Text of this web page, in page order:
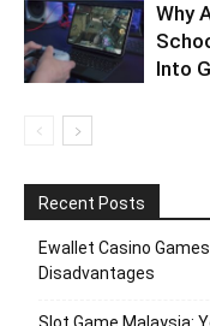
Why
Into
Recent Posts
Ewallet Casino
Disadvantages